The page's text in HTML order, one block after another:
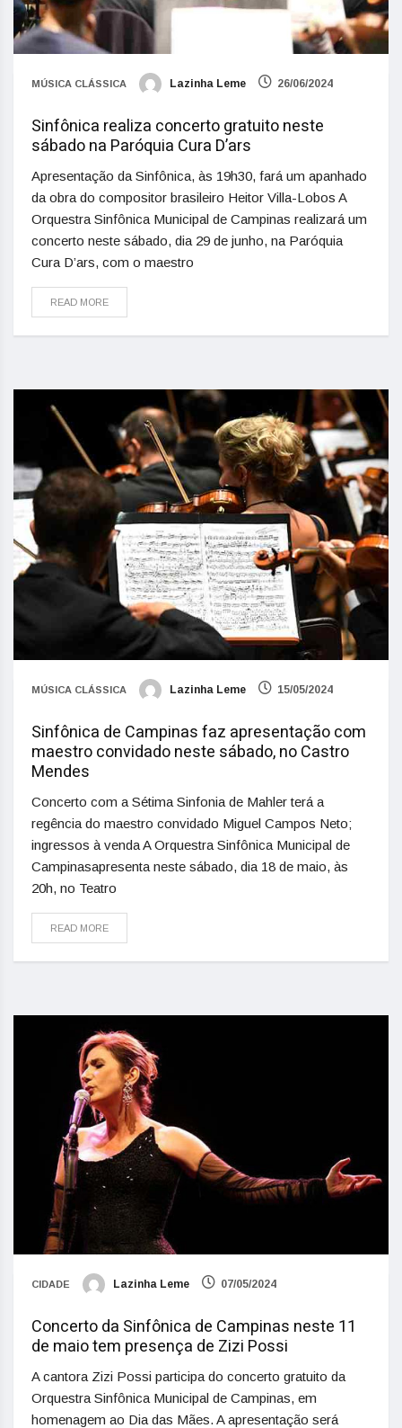
MÚSICA CLÁSSICA Lazinha Leme 26/06/2024
Sinfônica realiza concerto gratuito neste
sábado na Paróquia Cura D’ars
Apresentação da Sinfônica, às 19h30, fará um apanhado
da obra do compositor brasileiro Heitor Villa-Lobos A
Orquestra Sinfônica Municipal de Campinas realizará um
concerto neste sábado, dia 29 de junho, na Paróquia
Cura D’ars, com o maestro
READ MORE
MÚSICA CLÁSSICA Lazinha Leme 15/05/2024
Sinfônica de Campinas faz apresentação com
maestro convidado neste sábado, no Castro
Mendes
Concerto com a Sétima Sinfonia de Mahler terá a
regência do maestro convidado Miguel Campos Neto;
ingressos à venda A Orquestra Sinfônica Municipal de
Campinasapresenta neste sábado, dia 18 de maio, às
20h, no Teatro
READ MORE
CIDADE Lazinha Leme 07/05/2024
Concerto da Sinfônica de Campinas neste 11
de maio tem presença de Zizi Possi
A cantora Zizi Possi participa do concerto gratuito da
Orquestra Sinfônica Municipal de Campinas, em
homenagem ao Dia das Mães. A apresentação será